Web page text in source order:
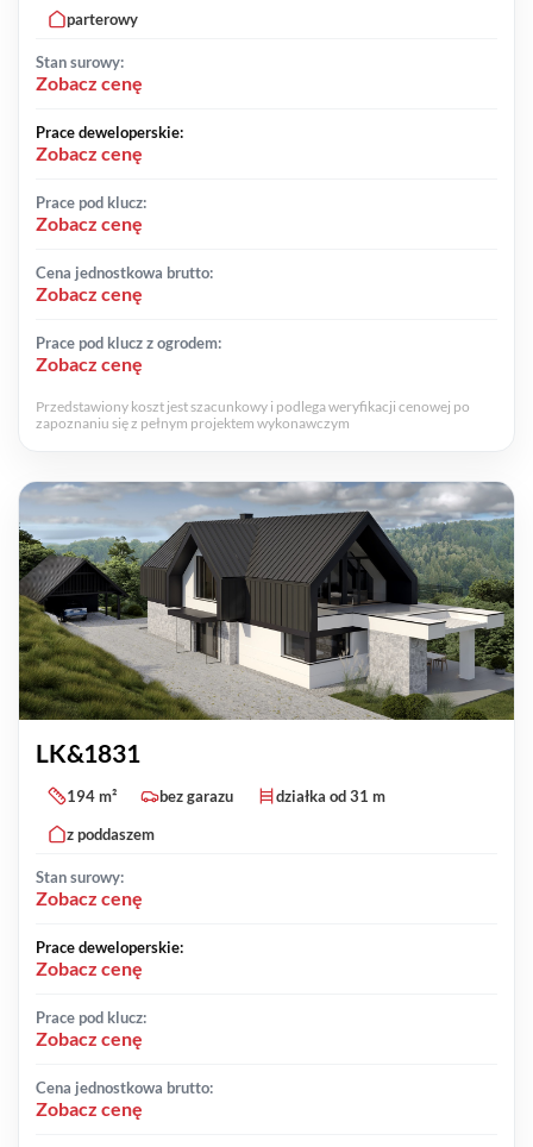
parterowy
Stan surowy:
Zobacz cenę
Prace deweloperskie:
Zobacz cenę
Prace pod klucz:
Zobacz cenę
Cena jednostkowa brutto:
Zobacz cenę
Prace pod klucz z ogrodem:
Zobacz cenę
Przedstawiony koszt jest szacunkowy i podlega weryfikacji cenowej po
zapoznaniu się z pełnym projektem wykonawczym
LK&1831
194 m² bez garazu
działka od 31 m
z poddaszem
Stan surowy:
Zobacz cenę
Prace deweloperskie:
Zobacz cenę
Prace pod klucz:
Zobacz cenę
Cena jednostkowa brutto:
Zobacz cenę